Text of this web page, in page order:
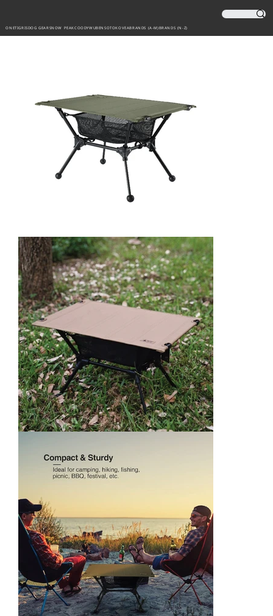
ONETIGRISDOG GEARSNOW PEAKCOODYWUBENSOTOKOVEABRANDS (A-M)BRANDS (N-Z)